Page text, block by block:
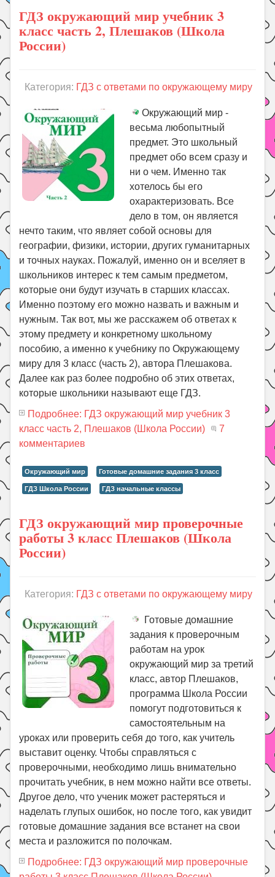
ГДЗ окружающий мир учебник 3
класс часть 2, Плешаков (Школа
России)
Категория: ГДЗ с ответами по окружающему миру
Окружающий мир -
весьма любопытный
предмет. Это школьный
предмет обо всем сразу и
ни о чем. Именно так
хотелось бы его
охарактеризовать. Все
дело в том, он является
нечто таким, что являет собой основы для
географии, физики, истории, других гуманитарных
и точных науках. Пожалуй, именно он и вселяет в
школьников интерес к тем самым предметом,
которые они будут изучать в старших классах.
Именно поэтому его можно назвать и важным и
нужным. Так вот, мы же расскажем об ответах к
этому предмету и конкретному школьному
пособию, а именно к учебнику по Окружающему
миру для 3 класс (часть 2), автора Плешакова.
Далее как раз более подробно об этих ответах,
которые школьники называют еще ГДЗ.
Подробнее: ГДЗ окружающий мир учебник 3
класс часть 2, Плешаков (Школа России)
7
комментариев
Окружающий мир Готовые домашние задания 3 класс
ГДЗ Школа России ГДЗ начальные классы
ГДЗ окружающий мир проверочные
работы 3 класс Плешаков (Школа
России)
Категория: ГДЗ с ответами по окружающему миру
Готовые домашние
задания к проверочным
работам на урок
окружающий мир за третий
класс, автор Плешаков,
программа Школа России
помогут подготовиться к
самостоятельным на
уроках или проверить себя до того, как учитель
выставит оценку. Чтобы справляться с
проверочными, необходимо лишь внимательно
прочитать учебник, в нем можно найти все ответы.
Другое дело, что ученик может растеряться и
наделать глупых ошибок, но после того, как увидит
готовые домашние задания все встанет на свои
места и разложится по полочкам.
Подробнее: ГДЗ окружающий мир проверочные